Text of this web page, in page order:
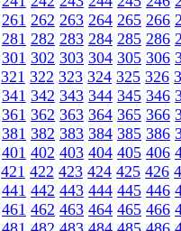
261 262 263 264 265 266
281 282 283 284 285 286
301 302 303 304 305 306
321 322 323 324 325 326
341 342 343 344 345 346
361 362 363 364 365 366
381 382 383 384 385 386
401 402 403 404 405 406
421 422 423 424 425 426
441 442 443 444 445 446
461 462 463 464 465 466